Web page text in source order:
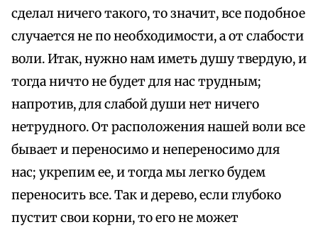
сделал ничего такого, то значит, все подобное
случается не по необходимости, а от слабости
воли. Итак, нужно нам иметь душу твердую, и
тогда ничто не будет для нас трудным;
напротив, для слабой души нет ничего
нетрудного. От расположения нашей воли все
бывает и переносимо и непереносимо для
нас; укрепим ее, и тогда мы легко будем
переносить все. Так и дерево, если глубоко
пустит свои корни, то его не может